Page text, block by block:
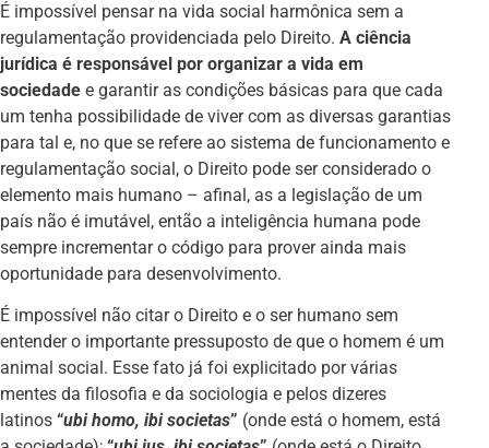
É impossível pensar na vida social harmônica sem a
regulamentação providenciada pelo Direito. A ciência
jurídica é responsável por organizar a vida em
sociedade e garantir as condições básicas para que cada
um tenha possibilidade de viver com as diversas garantias
para tal e, no que se refere ao sistema de funcionamento e
regulamentação social, o Direito pode ser considerado o
elemento mais humano – afinal, as a legislação de um
país não é imutável, então a inteligência humana pode
sempre incrementar o código para prover ainda mais
oportunidade para desenvolvimento.
É impossível não citar o Direito e o ser humano sem
entender o importante pressuposto de que o homem é um
animal social. Esse fato já foi explicitado por várias
mentes da filosofia e da sociologia e pelos dizeres
latinos “ubi homo, ibi societas” (onde está o homem, está